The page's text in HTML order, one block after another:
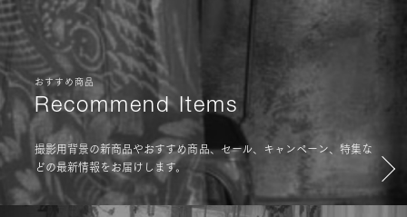
おすすめ商品
Recommend Items
撮影用背景の新商品やおすすめ商品、セール、キャンペーン、特集な
どの最新情報をお届けします。